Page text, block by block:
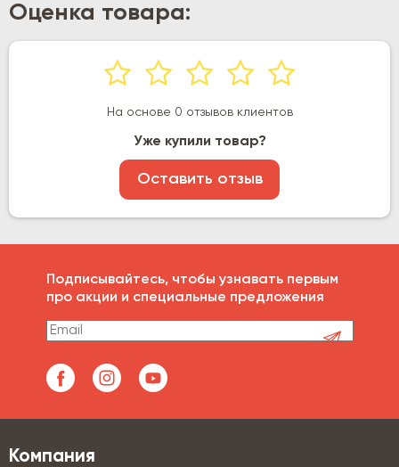
Оценка товара:
На основе 0 отзывов клиентов
Уже купили товар?
Оставить отзыв
Подписывайтесь, чтобы узнавать первым
про акции и специальные предложения
Компания